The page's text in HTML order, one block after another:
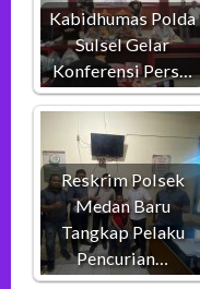
Kabidhumas Polda
Sulsel Gelar
Konferensi Pers…
Reskrim Polsek
Medan Baru
Tangkap Pelaku
Pencurian…